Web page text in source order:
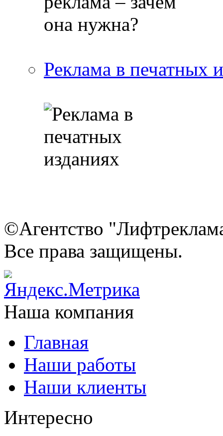
Реклама в печатных
©Агентство
Все права защищены.
Наша компания
Главная
Наши работы
Наши клиенты
Интересно